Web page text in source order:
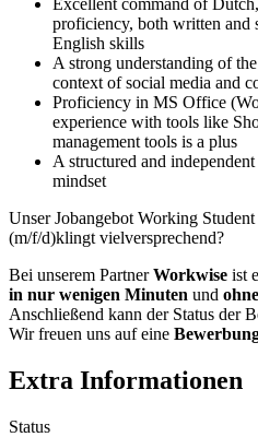
Excellent command of
proficiency, both written and
English skills
A strong understanding of
context of social media and
Proficiency in MS Office
experience with tools like
management tools is a plus
A structured and
mindset
Unser Jobangebot Working
(m/f/d)klingt vielversprechend?
Bei unserem PartnerWorkwise ist
in nur wenigen Minuten und
Anschließend kann der Status der
Wir freuen uns auf eine
Extra Informationen
Status